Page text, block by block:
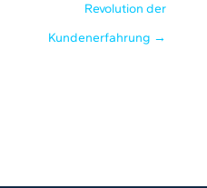
Revolution der
Kundenerfahrung →